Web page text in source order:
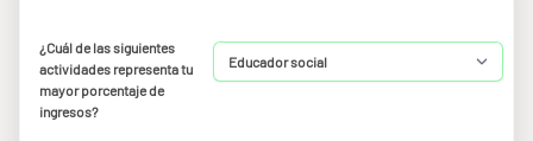
¿Cuál de las siguientes
actividades representa tu
mayor porcentaje de
ingresos?